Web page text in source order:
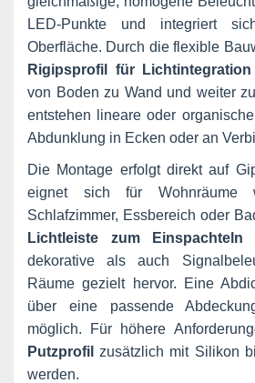
LED-Punkte und integriert
Oberfläche. Durch die flexible
Rigipsprofil für Lichtintegration
von Boden zu Wand und weiter
entstehen lineare oder
Abdunklung in Ecken oder an
Die Montage erfolgt direkt auf
eignet sich für Wohnräume
Schlafzimmer, Essbereich oder
Lichtleiste zum Einspachteln
dekorative als auch
Räume gezielt hervor. Eine
über eine passende
möglich. Für höhere
Putzprofil zusätzlich mit Silikon
werden.